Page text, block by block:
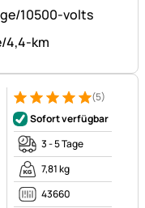
Bewertung: 5 von 5 (5
5 Bewertungen
(5)
Sofort verfügbar
3 - 5 Tage
7,81 kg
43660